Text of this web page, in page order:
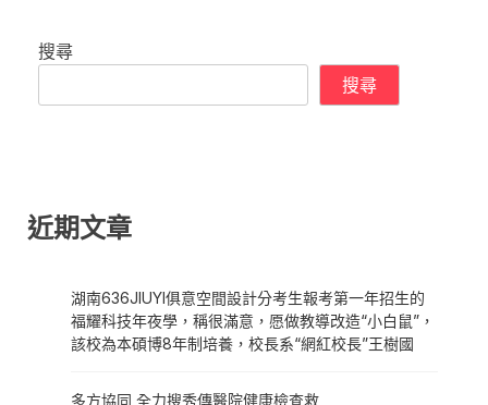
搜尋
搜尋
近期文章
湖南636JIUYI俱意空間設計分考生報考第一年招生的
福耀科技年夜學，稱很滿意，愿做教導改造“小白鼠”，
該校為本碩博8年制培養，校長系“網紅校長”王樹國
多方協同 全力搜秀傳醫院健康檢查救